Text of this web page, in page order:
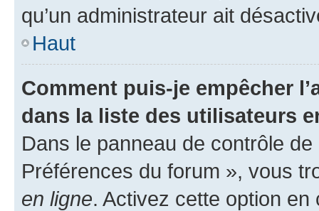
qu’un administrateur ait
Haut
Comment puis-je empêcher
dans la liste des utilisateurs
Dans le panneau de contrôle
Préférences du forum », vous
en ligne. Activez cette option